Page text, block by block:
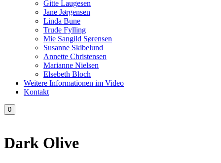
Gitte Laugesen
Jane Jørgensen
Linda Bune
Trude Fylling
Mie Sangild Sørensen
Susanne Skibelund
Annette Christensen
Marianne Nielsen
Elsebeth Bloch
Weitere Informationen im Video
Kontakt
0
Dark Olive